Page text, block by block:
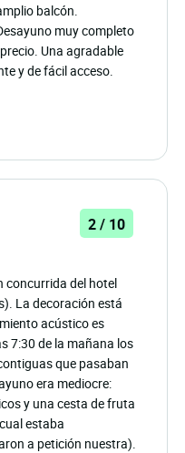
balcón.
muy completo
Una agradable
y de fácil acceso.
2 / 10
concurrida del hotel
La decoración está
acústico es
7:30 de la mañana los
que pasaban
era mediocre:
y una cesta de fruta
estaba
a petición nuestra).